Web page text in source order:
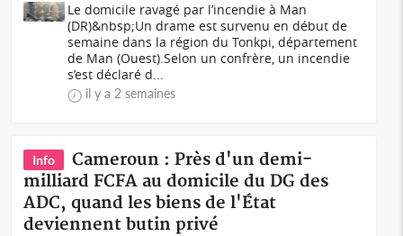
Le domicile ravagé par l’incendie à Man
(DR)&nbsp;Un drame est survenu en début de
semaine dans la région du Tonkpi, département
de Man (Ouest).Selon un confrère, un incendie
s’est déclaré d...
il y a 2 semaines
Info
Cameroun : Près d'un demi-
milliard FCFA au domicile du DG des
ADC, quand les biens de l'État
deviennent butin privé